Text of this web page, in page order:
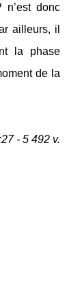
donc
ailleurs, il
la phase
de la
- 5 492 v.